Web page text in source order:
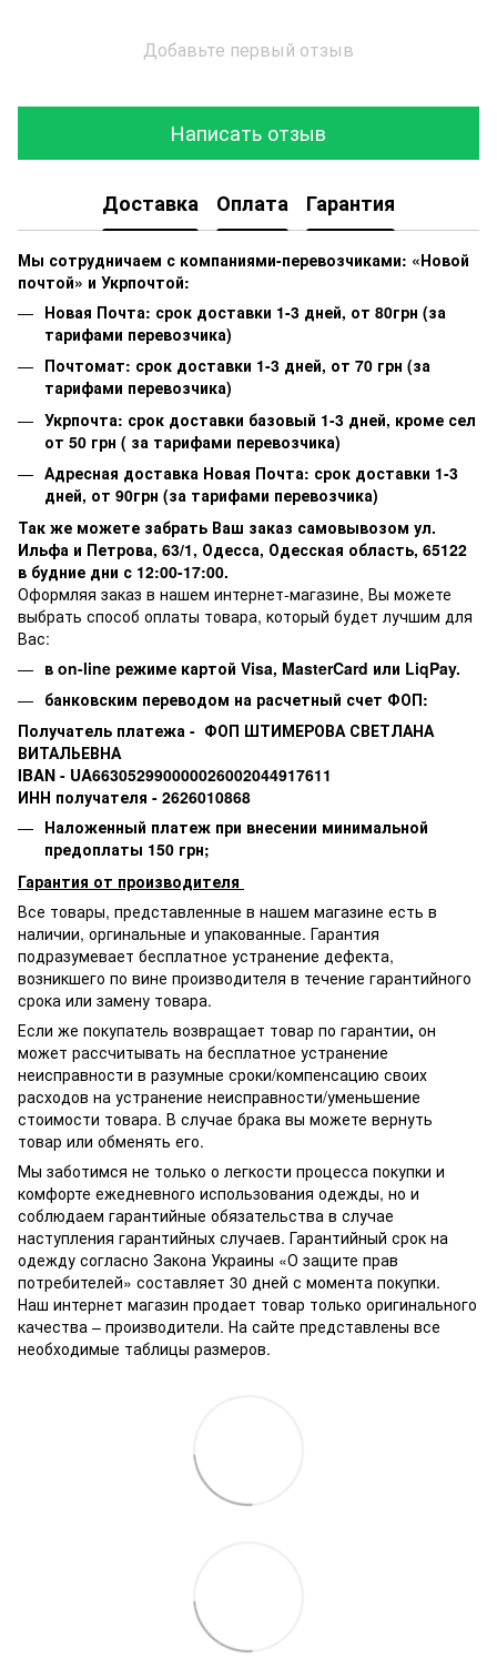
Добавьте первый отзыв
Написать отзыв
Доставка Оплата Гарантия
Мы сотрудничаем с компаниями-перевозчиками: «Новой
почтой» и Укрпочтой:
Новая Почта: срок доставки 1-3 дней, от 80грн (за
тарифами перевозчика)
Почтомат: срок доставки 1-3 дней, от 70 грн (за
тарифами перевозчика)
Укрпочта: срок доставки базовый 1-3 дней, кроме сел
от 50 грн ( за тарифами перевозчика)
Адресная доставка Новая Почта: срок доставки 1-3
дней, от 90грн (за тарифами перевозчика)
Так же можете забрать Ваш заказ самовывозом ул.
Ильфа и Петрова, 63/1, Одесса, Одесская область, 65122
в будние дни с 12:00-17:00.
Оформляя заказ в нашем интернет-магазине, Вы можете
выбрать способ оплаты товара, который будет лучшим для
Вас:
в on-line режиме картой Visa, MasterCard или LiqPay.
банковским переводом на расчетный счет ФОП:
Получатель платежа - ФОП ШТИМЕРОВА СВЕТЛАНА
ВИТАЛЬЕВНА
IBAN - UA663052990000026002044917611
ИНН получателя - 2626010868
Наложенный платеж при внесении минимальной
предоплаты 150 грн;
Гарантия от производителя
Все товары, представленные в нашем магазине есть в
наличии, оргинальные и упакованные. Гарантия
подразумевает бесплатное устранение дефекта,
возникшего по вине производителя в течение гарантийного
срока или замену товара.
Если же покупатель возвращает товар по гарантии, он
может рассчитывать на бесплатное устранение
неисправности в разумные сроки/компенсацию своих
расходов на устранение неисправности/уменьшение
стоимости товара. В случае брака вы можете вернуть
товар или обменять его.
Мы заботимся не только о легкости процесса покупки и
комфорте ежедневного использования одежды, но и
соблюдаем гарантийные обязательства в случае
наступления гарантийных случаев. Гарантийный срок на
одежду согласно Закона Украины «О защите прав
потребителей» составляет 30 дней с момента покупки.
Наш интернет магазин продает товар только оригинального
качества – производители. На сайте представлены все
необходимые таблицы размеров.